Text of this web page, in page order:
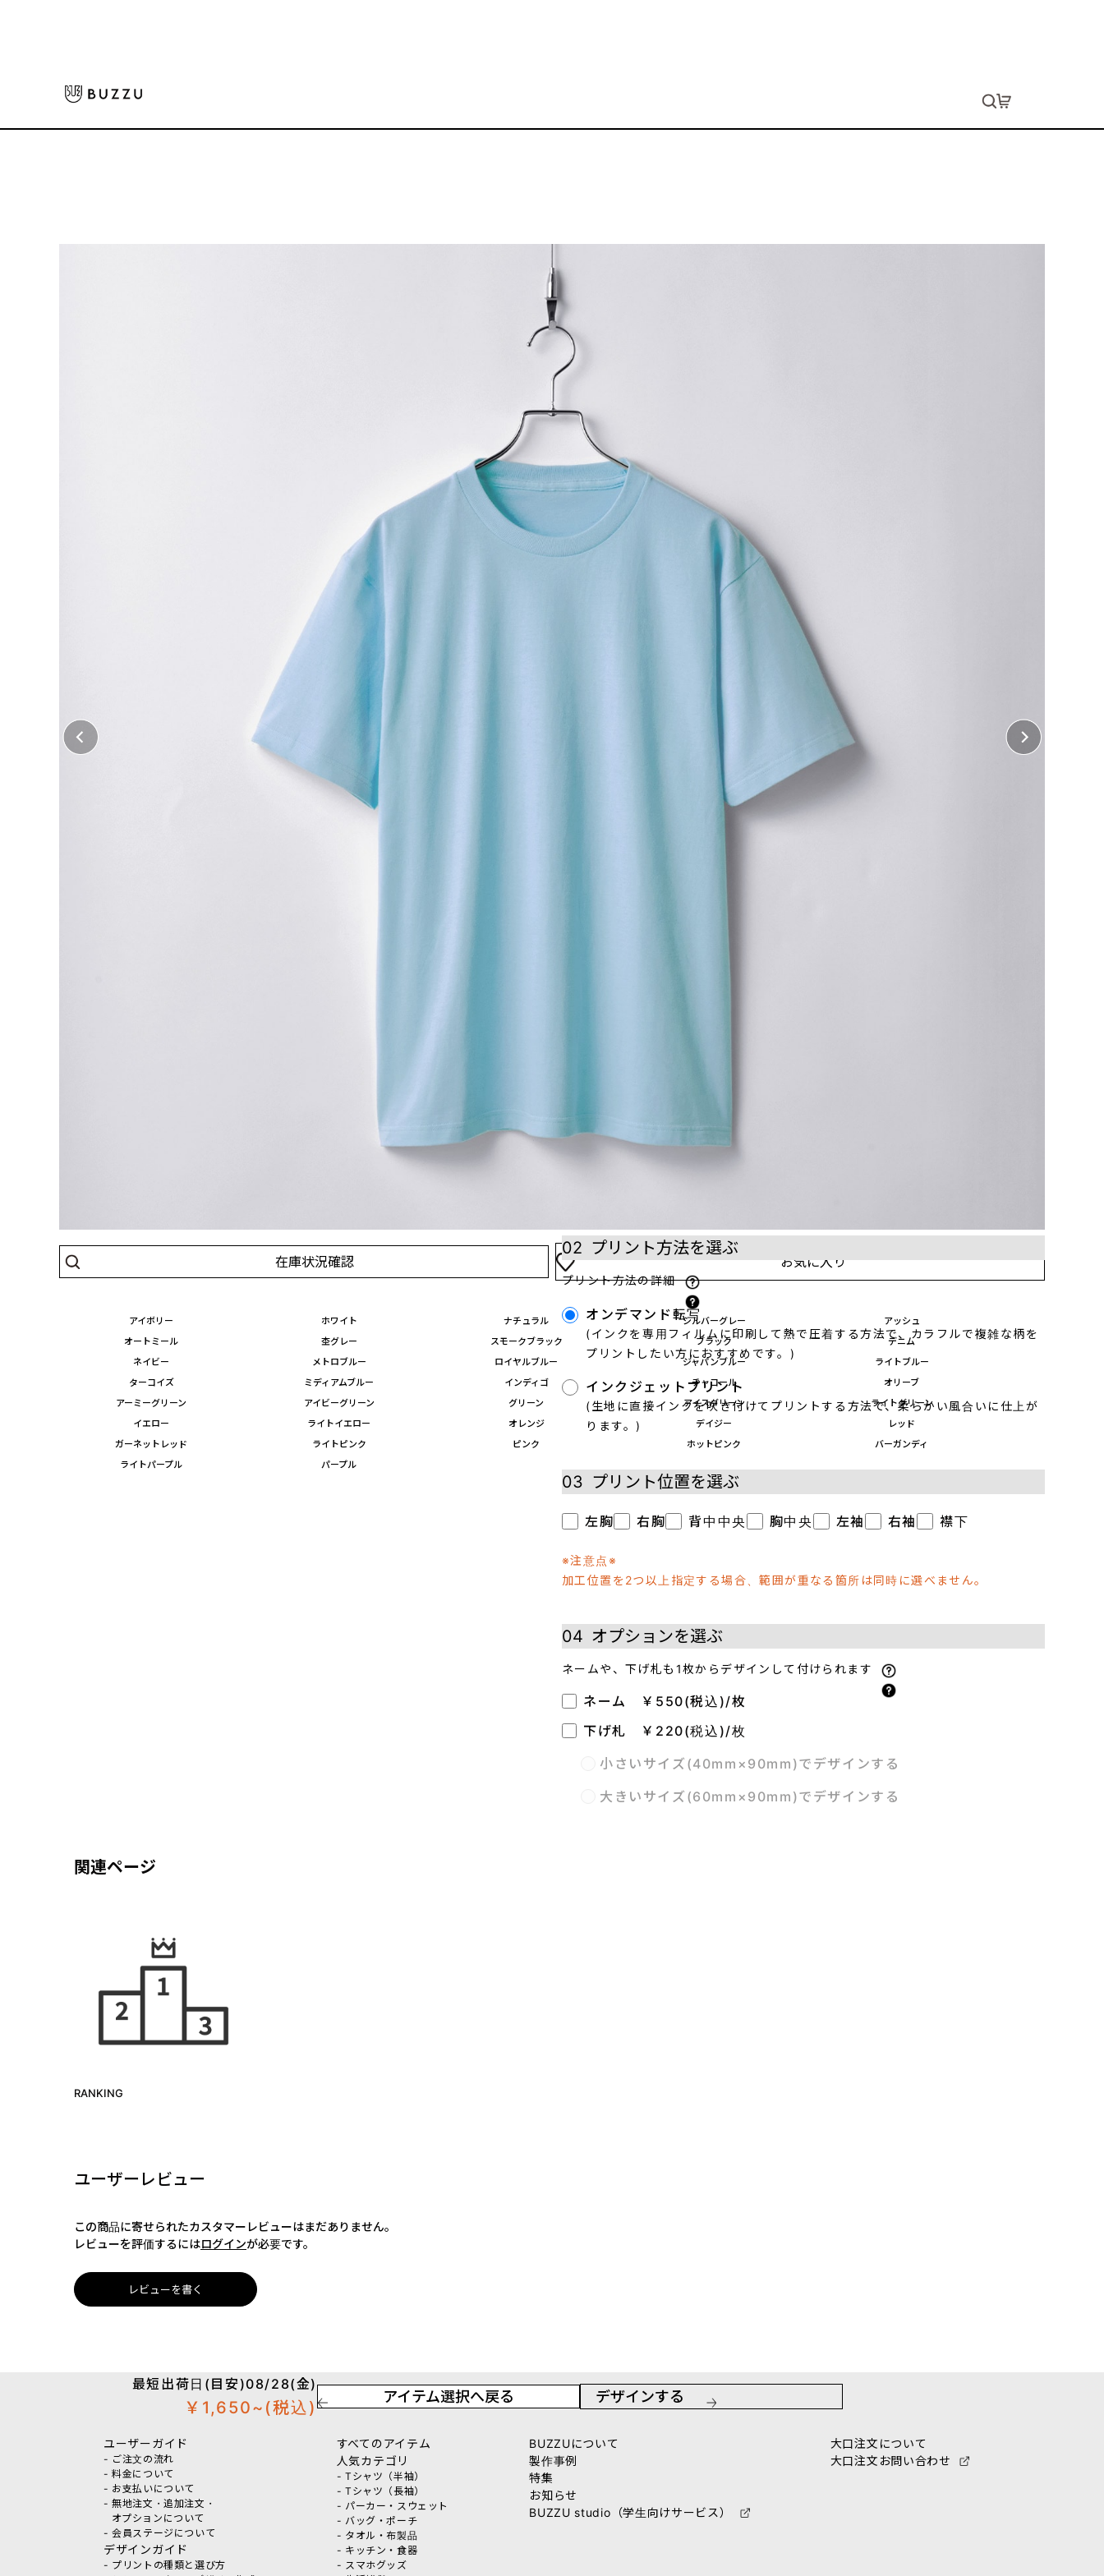
Tシャツ（半袖）
在庫状況確認 お気に入り
アイボリー ホワイト ナチュラル シルバーグレー
アッシュ
オートミール
杢グレー スモークブラック ブラック
デニム
ネイビー
メトロブルー ロイヤルブルー ジャパンブルー
ライトブルー
ターコイズ
ミディアムブルー インディゴ チャコール
オリーブ
アーミーグリーン
アイビーグリーン グリーン アイスグリーン
ライトグリーン
イエロー
ライトイエロー オレンジ デイジー
レッド
ガーネットレッド
ライトピンク ピンク ホットピンク
バーガンディ
ライトパープル
パープル
品番：BZ-TS006
¥1,650～
送料無料丨※プリント代、オプション代は別途発生します。
究極のベーシック！1990年代後半から長く愛され続ける”理想のプリント用Tシャツ”
・着る人を選ばないスタンダードなシルエット
・首周りは補強テープで頑丈な作り
・袖口、裾口はダブルステッチで丈夫に
・豊富なカラーバリエーション
同シリーズのレディース向けはこちら
をご覧ください。
・ 左胸、右胸、左袖、右袖、襟下
横10cm×縦10cm
・ 胸中央、背中中央
02 プリント方法を選ぶ
プリント方法の詳細
オンデマンド転写
(インクを専用フィルムに印刷して熱で圧着する方法で、カラフルで複雑な柄を
プリントしたい方におすすめです。)
インクジェットプリント
(生地に直接インクを吹き付けてプリントする方法で、柔らかい風合いに仕上が
ります。)
03 プリント位置を選ぶ
左胸 右胸 背中中央 胸中央 左袖 右袖 襟下
※注意点※
加工位置を2つ以上指定する場合、範囲が重なる箇所は同時に選べません。
04 オプションを選ぶ
ネームや、下げ札も1枚からデザインして付けられます
ネーム ￥550(税込)/枚
下げ札 ￥220(税込)/枚
小さいサイズ(40mm×90mm)でデザインする
大きいサイズ(60mm×90mm)でデザインする
関連ページ
RANKING
ユーザーレビュー
この商品に寄せられたカスタマーレビューはまだありません。
レビューを評価するにはログインが必要です。
レビューを書く
最短出荷日(目安)08/28(金)
￥1,650~ (税込)
アイテム選択へ戻る デザインする
ユーザーガイド
- ご注文の流れ
- 料金について
- お支払いについて
- 無地注文・追加注文・
オプションについて
- 会員ステージについて
デザインガイド
- プリントの種類と選び方
すべてのアイテム
人気カテゴリ
- Tシャツ（半袖）
- Tシャツ（長袖）
- パーカー・スウェット
- バッグ・ポーチ
- タオル・布製品
- キッチン・食器
- スマホグッズ
BUZZUについて
製作事例
特集
お知らせ
BUZZU studio（学生向けサービス）
大口注文について
大口注文お問い合わせ